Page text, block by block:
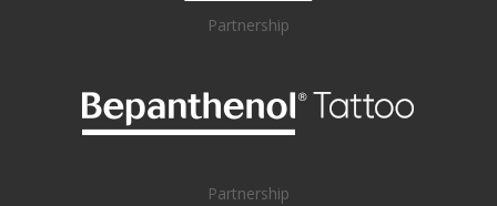
Partnership
Partnership